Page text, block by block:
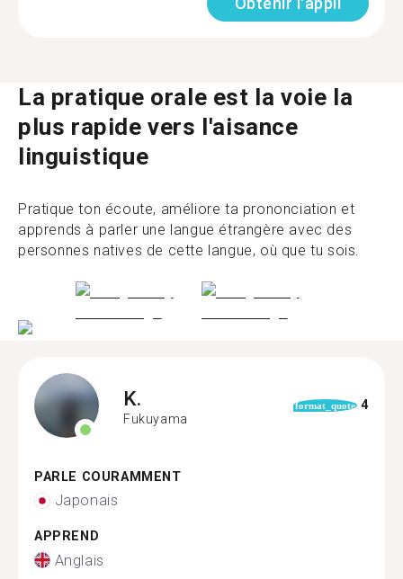
La pratique orale est la voie la
plus rapide vers l'aisance
linguistique
Pratique ton écoute, améliore ta prononciation et
apprends à parler une langue étrangère avec des
personnes natives de cette langue, où que tu sois.
K.
Fukuyama
format_quote 4
PARLE COURAMMENT
Japonais
APPREND
Anglais